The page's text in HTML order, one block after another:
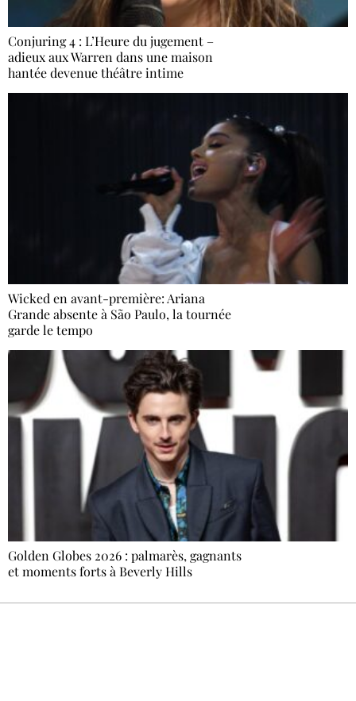
Conjuring 4 : L’Heure du jugement –
adieux aux Warren dans une maison
hantée devenue théâtre intime
Wicked en avant-première: Ariana
Grande absente à São Paulo, la tournée
garde le tempo
Golden Globes 2026 : palmarès, gagnants
et moments forts à Beverly Hills